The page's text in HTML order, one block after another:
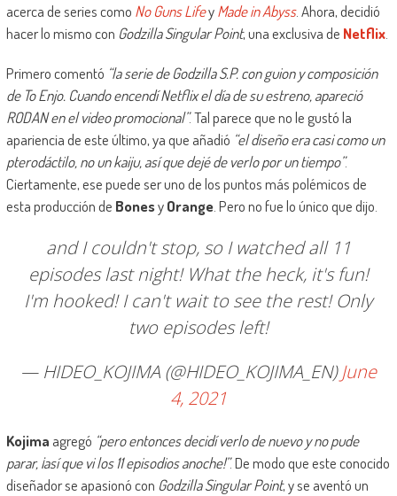
acerca de series como No Guns LifeyMade in Abyss. Ahora, decidió
hacer lo mismo con Godzilla Singular Point, una exclusiva de Netflix.
Primero comentó “la serie de Godzilla S.P. con guion y composición
de To Enjo. Cuando encendí Netflix el día de su estreno, apareció
RODAN en el video promocional”. Tal parece que no le gustó la
apariencia de este último, ya que añadió “el diseño era casi como un
pterodáctilo, no un kaiju, así que dejé de verlo por un tiempo”.
Ciertamente, ese puede ser uno de los puntos más polémicos de
esta producción de BonesyOrange. Pero no fue lo único que dijo.
and I couldn't stop, so I watched all 11
episodes last night! What the heck, it's fun!
I'm hooked! I can't wait to see the rest! Only
two episodes left!
— HIDEO_KOJIMA (@HIDEO_KOJIMA_EN)June
4, 2021
Kojima agregó “pero entonces decidí verlo de nuevo y no pude
parar, ¡así que vi los 11 episodios anoche!”. De modo que este conocido
diseñador se apasionó con Godzilla Singular Point, y se aventó un